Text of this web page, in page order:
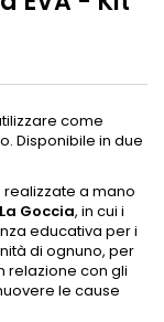
come
Disponibile in due
a mano
La Goccia, in cui i
educativa per i
di ognuno, per
relazione con gli
le cause